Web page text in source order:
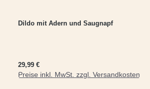
Dildo mit Adern und Saugnapf
Regulärer Preis:
29,99 €
Preise inkl. MwSt. zzgl. Versandkosten
In den Warenkorb